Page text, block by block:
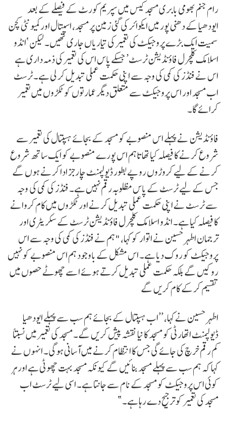
رام جنم بھومی بابری مسجد کیس میں سپریم کورٹ کے فیصلے کے بعد
ایودھیا کے دھنی پور میں ایکوائر کی گئی زمین پر مسجد، اسپتال اور کمیونٹی کچن
سمیت ایک بڑے پروجیکٹ کی تعمیر کی تیاریاں جاری تھیں۔ لیکن ‘انڈو
اسلامک کلچرل فاؤنڈیشن ٹرسٹ’ جسکے پاس اس کی تعمیر کی ذمہ داری ہے
اس نے فنڈز کی کمی کی وجہ سے اپنی حکمت عملی تبدیل کر لی ہے۔ ٹرسٹ
اب مسجد اور اس پروجیکٹ سے متعلق دیگر عمارتوں کو ٹکڑوں میں تعمیر
کرائے گا۔
فاؤنڈیشن نے پہلے اس منصوبے کو مسجد کے بجائے ہسپتال کی تعمیر سے
شروع کرنے کا فیصلہ کیا تھا تاہم اس پورے منصوبے کو ایک ساتھ شروع
کرنے کے لیے کروڑوں روپے بطور ڈیولپمنٹ چارجز ادا کرنے ہوں گے
جس کے لیے ٹرسٹ کے پاس مظلوبہ رقم نہیں ہے۔ فنڈز کی کمی کی وجہ
سے ٹرسٹ نے اپنی حکمت عملی تبدیل کرنے اور ٹکڑوں میں کام کروانے
کا فیصلہ کیا ہے۔ انڈو اسلامک کلچرل فاؤنڈیشن ٹرسٹ کے سکریٹری اور
ترجمان اطہر حسین نے اتوار کو کہا، "ہم نے فنڈز کی کمی کی وجہ سے اس
پروجیکٹ کو روک دیا ہے۔ اس مشکل کے باوجود ہم اس منصوبے کو نہیں
روکیں گے بلکہ حکمت عملی تبدیل کرتے ہوئے اسے چھوٹے حصوں میں
تقسیم کرکے کام کریں گے
اطہر حسین نے کہا، ’’اب ہسپتال کے بجائے ہم سب سے پہلے ایودھیا
ڈیولپمنٹ اتھارٹی کو مسجد کا نیا نقشہ پیش کریں گے۔ مسجد کی تعمیر میں نسبتاً
کم رقم خرچ کی جائے گی جس کا انتظام کرنے میں آسانی ہوگی۔ انہوں نے
کہا کہ ہم سب سے پہلے مسجد بنائیں گے کیونکہ مسجد بہت چھوٹی ہے اور ہر
کوئی اس پروجیکٹ کو مسجد کے نام سے جانتا ہے۔ اسی لیے ٹرسٹ اب
مسجد کی تعمیر کو ترجیح دے رہا ہے۔”